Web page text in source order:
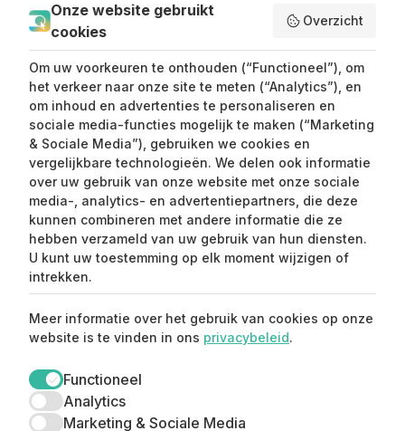
SEND ME LOVE LETTERS
Claim mijn 15%
korting ⚡️
eerste aankoop.
Onze website gebruikt
cookies
Overzicht
Om uw voorkeuren te onthouden (“Functioneel”), om
het verkeer naar onze site te meten (“Analytics”), en
om inhoud en advertenties te personaliseren en
sociale media-functies mogelijk te maken (“Marketing
& Sociale Media”), gebruiken we cookies en
vergelijkbare technologieën. We delen ook informatie
over uw gebruik van onze website met onze sociale
media-, analytics- en advertentiepartners, die deze
kunnen combineren met andere informatie die ze
hebben verzameld van uw gebruik van hun diensten.
U kunt uw toestemming op elk moment wijzigen of
intrekken.
Meer informatie over het gebruik van cookies op onze
website is te vinden in ons privacybeleid.
Functioneel
Analytics
Marketing & Sociale Media